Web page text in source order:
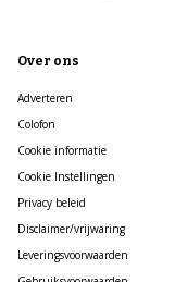
Over ons
Adverteren
Colofon
Cookie informatie
Cookie Instellingen
Privacy beleid
Disclaimer/vrijwaring
Leveringsvoorwaarden